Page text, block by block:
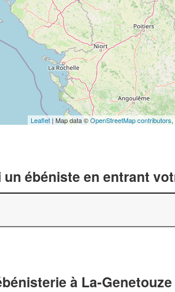
Leaflet | Map data ©OpenStreetMap contributors,
un ébéniste en entrant
à La-Genetouze